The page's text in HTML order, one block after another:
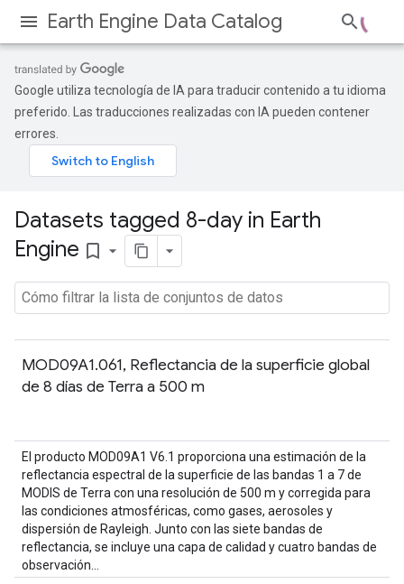
Earth Engine Data Catalog
Google utiliza tecnología de IA para traducir contenido a tu idioma
preferido. Las traducciones realizadas con IA pueden contener
errores.
Datasets tagged 8-day in Earth
Engine bookmark_border
MOD09A1.061, Reflectancia de la superficie global
de 8 días de Terra a 500 m
El producto MOD09A1 V6.1 proporciona una estimación de la
reflectancia espectral de la superficie de las bandas 1 a 7 de
MODIS de Terra con una resolución de 500 m y corregida para
las condiciones atmosféricas, como gases, aerosoles y
dispersión de Rayleigh. Junto con las siete bandas de
reflectancia, se incluye una capa de calidad y cuatro bandas de
observación…